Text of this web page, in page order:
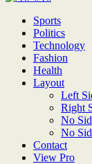
Sports
Politics
Technology
Fashion
Health
Layout
Left
Right
No
No
Contact
View Pro